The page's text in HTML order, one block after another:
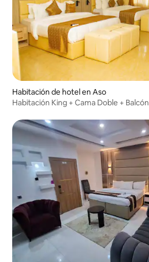
Habitación de hotel en Aso
Habitación King + Cama Doble + Balcón